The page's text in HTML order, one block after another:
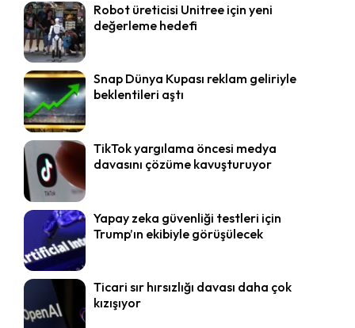
Robot üreticisi Unitree için yeni
değerleme hedefi
Snap Dünya Kupası reklam geliriyle
beklentileri aştı
TikTok yargılama öncesi medya
davasını çözüme kavuşturuyor
Yapay zeka güvenliği testleri için
Trump’ın ekibiyle görüşülecek
Ticari sır hırsızlığı davası daha çok
kızışıyor